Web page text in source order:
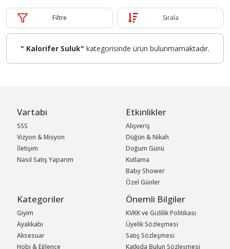
Filtre Sırala
" Kalorifer Suluk" kategorisinde ürün bulunmamaktadır.
Vartabi
SSS
Vizyon & Misyon
İletişim
Nasıl Satış Yaparım
Etkinlikler
Alışveriş
Düğün & Nikah
Doğum Günü
Kutlama
Baby Shower
Özel Günler
Kategoriler
Giyim
Ayakkabı
Aksesuar
Hobi & Eğlence
Önemli Bilgiler
KVKK ve Gizlilik Politikası
Üyelik Sözleşmesi
Satış Sözleşmesi
Katkıda Bulun Sözleşmesi